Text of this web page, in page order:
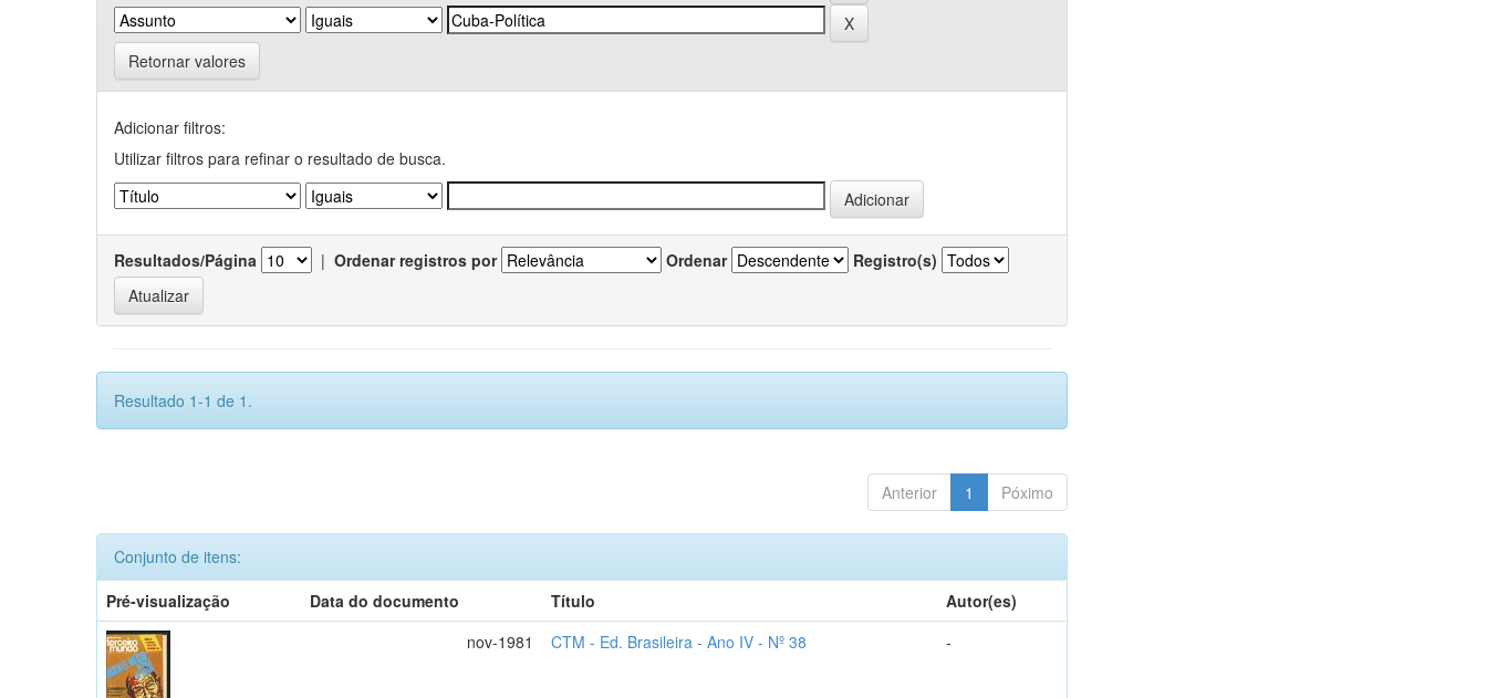
Retornar valores
Adicionar filtros:
Utilizar filtros para refinar o resultado de busca.
Resultados/Página | Ordenar registros por Ordenar Registro(s)
Resultado 1-1 de 1.
Anterior 1 Póximo
Conjunto de itens:
Pré-visualização
Data do documento Título
Autor(es)
nov-1981
CTM - Ed. Brasileira - Ano IV - Nº 38 -